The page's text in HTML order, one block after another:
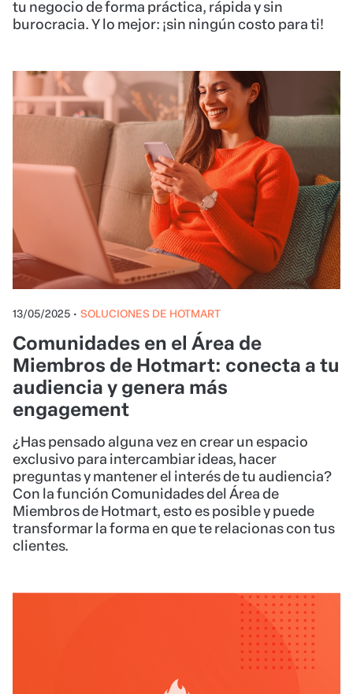
tu negocio de forma práctica, rápida y sin
burocracia. Y lo mejor: ¡sin ningún costo para ti!
13/05/2025 • SOLUCIONES DE HOTMART
Comunidades en el Área de
Miembros de Hotmart: conecta a tu
audiencia y genera más
engagement
¿Has pensado alguna vez en crear un espacio
exclusivo para intercambiar ideas, hacer
preguntas y mantener el interés de tu audiencia?
Con la función Comunidades del Área de
Miembros de Hotmart, esto es posible y puede
transformar la forma en que te relacionas con tus
clientes.